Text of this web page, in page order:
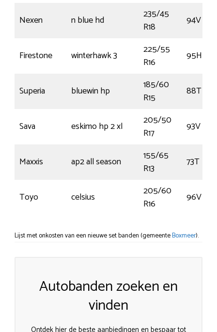
Nexen n blue hd
235/45
R18
94V
Firestone winterhawk 3
225/55
R16
95H
Superia bluewin hp
185/60
R15
88T
Sava eskimo hp 2 xl
205/50
R17
93V
Maxxis ap2 all season
155/65
R13
73T
Toyo celsius
205/60
R16
96V
Lijst met onkosten van een nieuwe set banden (gemeenteBoxmeer).
Autobanden zoeken en
vinden